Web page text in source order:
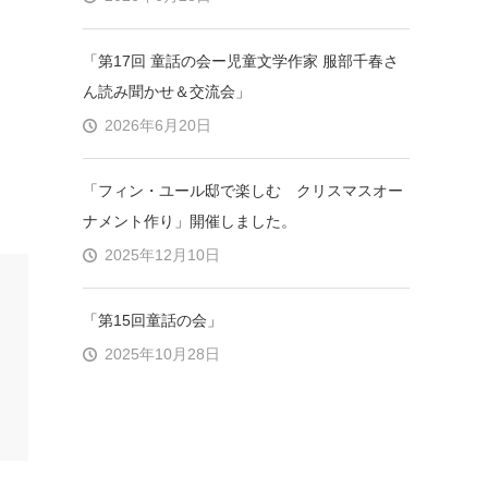
「第17回 童話の会ー児童文学作家 服部千春さ
ん読み聞かせ＆交流会」
2026年6月20日
「フィン・ユール邸で楽しむ クリスマスオー
ナメント作り」開催しました。
2025年12月10日
「第15回童話の会」
2025年10月28日